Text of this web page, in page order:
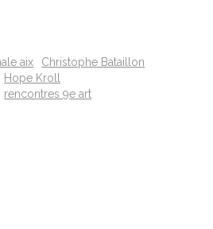
aix
Christophe Bataillon
Hope Kroll
rencontres 9e art